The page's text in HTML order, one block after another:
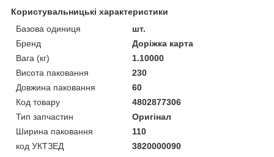
Користувальницькі характеристики
Базова одиниця
шт.
Бренд
Доріжка карта
Вага (кг)
1.10000
Висота паковання
230
Довжина паковання
60
Код товару
4802877306
Тип запчастин
Оригінал
Ширина паковання
110
код УКТЗЕД
3820000090